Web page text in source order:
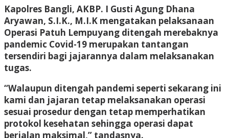
Kapolres Bangli, AKBP. I Gusti Agung Dhana
Aryawan, S.I.K., M.I.K mengatakan pelaksanaan
Operasi Patuh Lempuyang ditengah merebaknya
pandemic Covid-19 merupakan tantangan
tersendiri bagi jajarannya dalam melaksanakan
tugas.
“Walaupun ditengah pandemi seperti sekarang ini
kami dan jajaran tetap melaksanakan operasi
sesuai prosedur dengan tetap memperhatikan
protokol kesehatan sehingga operasi dapat
berjalan maksimal,” tandasnya.